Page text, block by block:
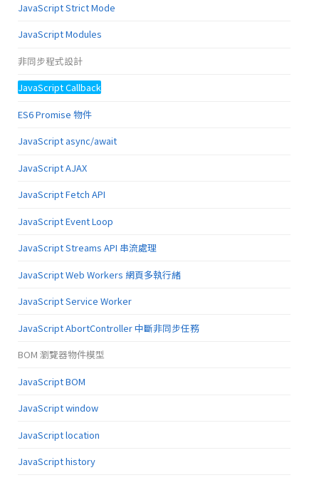
JavaScript Strict Mode
JavaScript Modules
非同步程式設計
JavaScript Callback
ES6 Promise 物件
JavaScript async/await
JavaScript AJAX
JavaScript Fetch API
JavaScript Event Loop
JavaScript Streams API 串流處理
JavaScript Web Workers 網頁多執行緒
JavaScript Service Worker
JavaScript AbortController 中斷非同步任務
BOM 瀏覽器物件模型
JavaScript BOM
JavaScript window
JavaScript location
JavaScript history